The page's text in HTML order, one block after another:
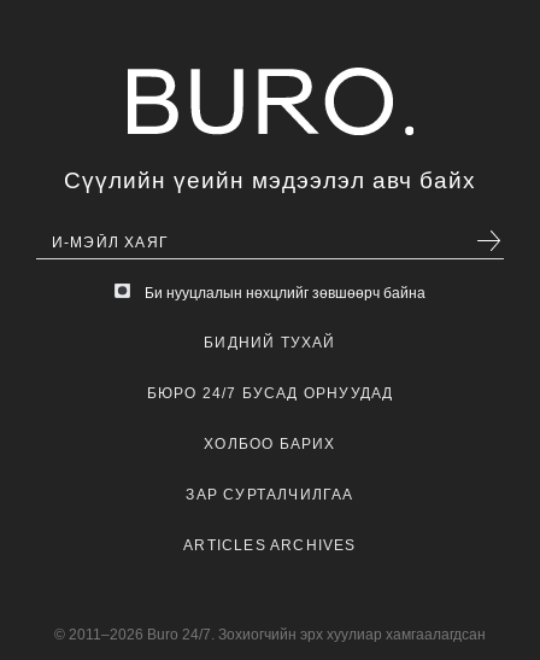
Сүүлийн үеийн мэдээлэл авч байх
Би нууцлалын нөхцлийг зөвшөөрч байна
БИДНИЙ ТУХАЙ
БЮРО 24/7 БУСАД ОРНУУДАД
ХОЛБОО БАРИХ
ЗАР СУРТАЛЧИЛГАА
ARTICLES ARCHIVES
© 2011–2026 Buro 24/7. Зохиогчийн эрх хуулиар хамгаалагдсан